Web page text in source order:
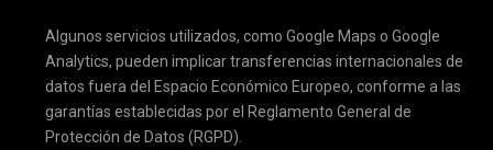
Algunos servicios utilizados, como Google Maps o Google
Analytics, pueden implicar transferencias internacionales de
datos fuera del Espacio Económico Europeo, conforme a las
garantías establecidas por el Reglamento General de
Protección de Datos (RGPD).